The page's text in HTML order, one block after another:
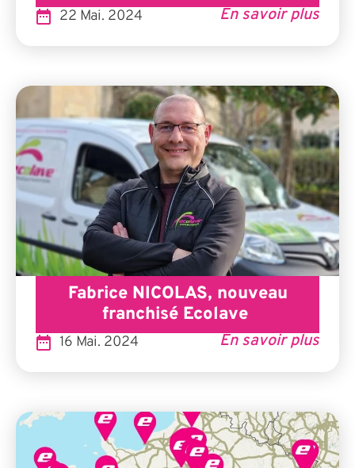
22 Mai. 2024 En savoir plus
Fabrice NICOLAS, nouveau
franchisé Ecolave
16 Mai. 2024 En savoir plus